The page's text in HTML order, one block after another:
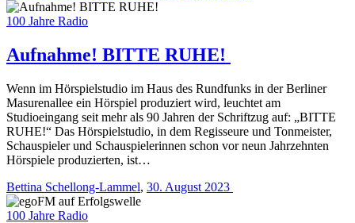
100 Jahre Radio
Aufnahme! BITTE RUHE!
Wenn im Hörspielstudio im Haus des Rundfunks in der Berliner
Masurenallee ein Hörspiel produziert wird, leuchtet am
Studioeingang seit mehr als 90 Jahren der Schriftzug auf: „BITTE
RUHE!“ Das Hörspielstudio, in dem Regisseure und Tonmeister,
Schauspieler und Schauspielerinnen schon vor neun Jahrzehnten
Hörspiele produzierten, ist…
Bettina Schellong-Lammel, 30. August 2023
100 Jahre Radio